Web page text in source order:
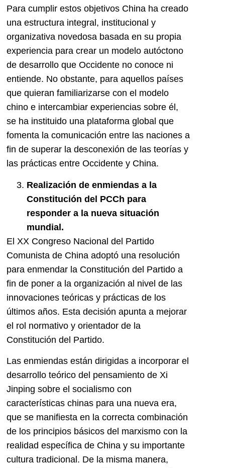
Para cumplir estos objetivos China ha creado
una estructura integral, institucional y
organizativa novedosa basada en su propia
experiencia para crear un modelo autóctono
de desarrollo que Occidente no conoce ni
entiende. No obstante, para aquellos países
que quieran familiarizarse con el modelo
chino e intercambiar experiencias sobre él,
se ha instituido una plataforma global que
fomenta la comunicación entre las naciones a
fin de superar la desconexión de las teorías y
las prácticas entre Occidente y China.
Realización de enmiendas a la
Constitución del PCCh para
responder a la nueva situación
mundial.
El XX Congreso Nacional del Partido
Comunista de China adoptó una resolución
para enmendar la Constitución del Partido a
fin de poner a la organización al nivel de las
innovaciones teóricas y prácticas de los
últimos años. Esta decisión apunta a mejorar
el rol normativo y orientador de la
Constitución del Partido.
Las enmiendas están dirigidas a incorporar el
desarrollo teórico del pensamiento de Xi
Jinping sobre el socialismo con
características chinas para una nueva era,
que se manifiesta en la correcta combinación
de los principios básicos del marxismo con la
realidad específica de China y su importante
cultura tradicional. De la misma manera,